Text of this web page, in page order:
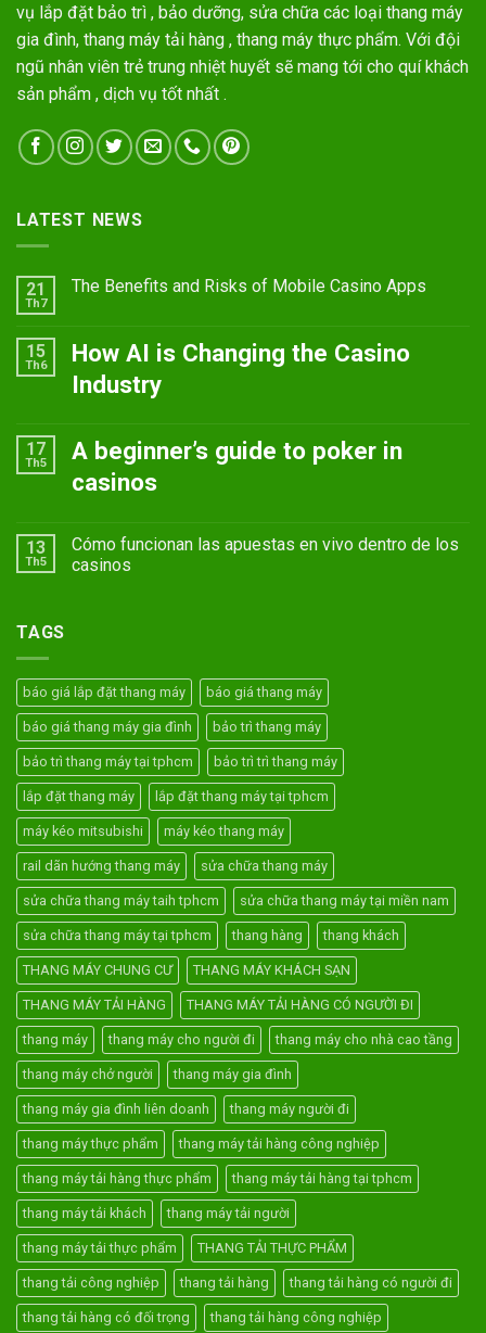
vụ lắp đặt bảo trì , bảo dưỡng, sửa chữa các loại thang máy
gia đình, thang máy tải hàng , thang máy thực phẩm. Với đội
ngũ nhân viên trẻ trung nhiệt huyết sẽ mang tới cho quí khách
sản phẩm , dịch vụ tốt nhất .
LATEST NEWS
21
Th7
The Benefits and Risks of Mobile Casino Apps
15
Th6
How AI is Changing the Casino
Industry
17
Th5
A beginner’s guide to poker in
casinos
13
Th5
Cómo funcionan las apuestas en vivo dentro de los
casinos
TAGS
báo giá lắp đặt thang máy báo giá thang máy
báo giá thang máy gia đình bảo trì thang máy
bảo trì thang máy tại tphcm bảo trì trì thang máy
lắp đặt thang máy lắp đặt thang máy tại tphcm
máy kéo mitsubishi máy kéo thang máy
rail dãn hướng thang máy sửa chữa thang máy
sửa chữa thang máy taih tphcm sửa chữa thang máy tại miền nam
sửa chữa thang máy tại tphcm thang hàng thang khách
THANG MÁY CHUNG CƯ THANG MÁY KHÁCH SẠN
THANG MÁY TẢI HÀNG THANG MÁY TẢI HÀNG CÓ NGƯỜI ĐI
thang máy thang máy cho người đi thang máy cho nhà cao tầng
thang máy chở người thang máy gia đình
thang máy gia đình liên doanh thang máy người đi
thang máy thực phẩm thang máy tải hàng công nghiệp
thang máy tải hàng thực phẩm thang máy tải hàng tại tphcm
thang máy tải khách thang máy tải người
thang máy tải thực phẩm THANG TẢI THỰC PHẨM
thang tải công nghiệp thang tải hàng thang tải hàng có người đi
thang tải hàng có đối trọng thang tải hàng công nghiệp